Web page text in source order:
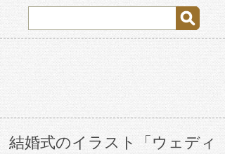
結婚式のイラスト「ウェディ